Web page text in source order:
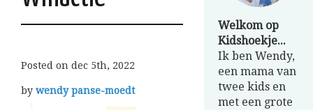
Posted on dec 5th, 2022
by wendy panse-moedt
Welkom op
Kidshoekje...
Ik ben Wendy,
een mama van
twee kids en
met een grote